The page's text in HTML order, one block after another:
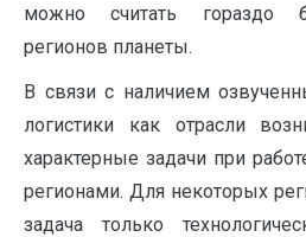
можно считать гораздо
регионов планеты.
В связи с наличием
логистики как отрасли
характерные задачи при
регионами. Для некоторых
задача только